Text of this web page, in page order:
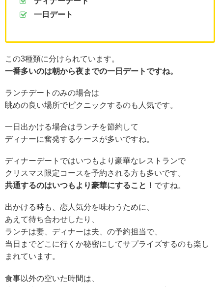
一日デート
この3種類に分けられています。
一番多いのは朝から夜までの一日デートですね。
ランチデートのみの場合は
眺めの良い場所でピクニックするのも人気です。
一日出かける場合はランチを節約して
ディナーに奮発するケースが多いですね。
ディナーデートではいつもより豪華なレストランで
クリスマス限定コースを予約される方も多いです。
共通するのはいつもより豪華にすること！ ですね。
出かける時も、恋人気分を味わうために、
あえて待ち合わせしたり、
ランチは妻、ディナーは夫、の予約担当で、
当日までどこに行くか秘密にしてサプライズするのも楽し
まれています。
食事以外の空いた時間は、